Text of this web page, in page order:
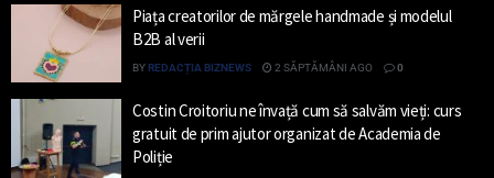
Piața creatorilor de mărgele handmade și modelul
B2B al verii
BYREDACȚIA BIZNEWS 2 SĂPTĂMÂNI AGO 0
Costin Croitoriu ne învață cum să salvăm vieți: curs
gratuit de prim ajutor organizat de Academia de
Poliție